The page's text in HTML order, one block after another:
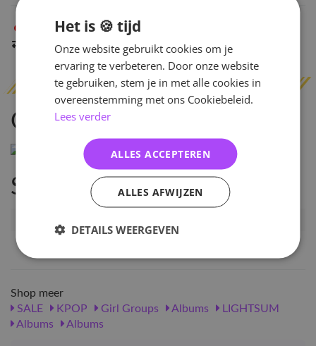
Niet op voorraad in Arnhem
Indien op voorraad
binnen 2 werkdagen
Omschrijving
Specificaties
Shop meer
SALE
KPOP Girl Groups Albums
LIGHTSUM
Albums
Albums
Het is 🍪 tijd
Onze website gebruikt cookies om je
ervaring te verbeteren. Door onze website
te gebruiken, stem je in met alle cookies in
overeenstemming met ons Cookiebeleid.
Lees verder
ALLES ACCEPTEREN
ALLES AFWIJZEN
DETAILS WEERGEVEN